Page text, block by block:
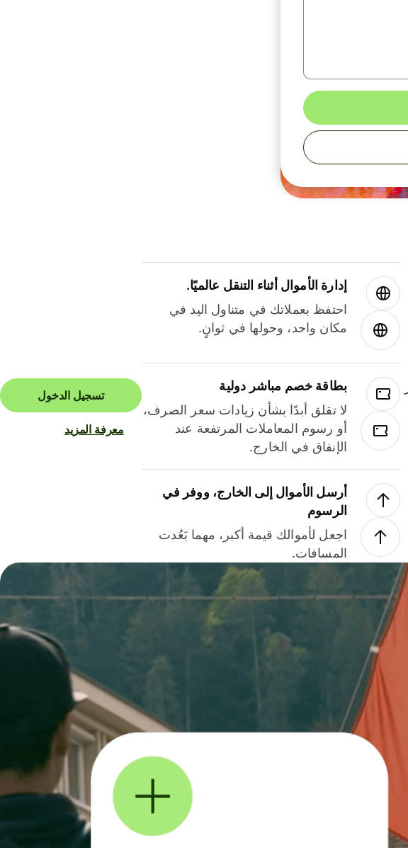
إدارة الأموال أثناء التنقل عالميًا.
احتفظ بعملاتك في متناول اليد في
مكان واحد، وحولها في ثوانٍ.
بطاقة خصم مباشر دولية
لا تقلق أبدًا بشأن زيادات سعر الصرف،
أو رسوم المعاملات المرتفعة عند
الإنفاق في الخارج.
أرسل الأموال إلى الخارج، ووفر في
الرسوم
اجعل لأموالك قيمة أكبر، مهما بَعُدت
المسافات.
تسجيل الدخول
معرفة المزيد